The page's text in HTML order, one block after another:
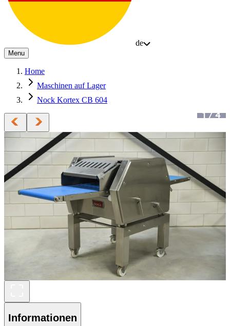
de
Menu
Home
Maschinen auf Lager
Nock Kortex CB 604
1/4
Informationen